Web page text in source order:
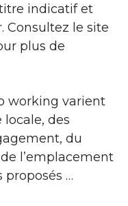
indicatif et
Consultez le site
plus de
working varient
des
du
l’emplacement
proposés …